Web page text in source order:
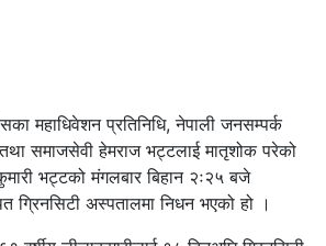
महाधिवेशन प्रतिनिधि, नेपाली जनसम्पर्क
समाजसेवी हेमराज भट्टलाई मातृशोक परेको
भट्टको मंगलबार बिहान २ः२५ बजे
ग्रिनसिटी अस्पतालमा निधन भएको हो ।